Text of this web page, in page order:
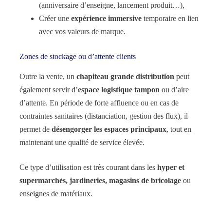
(anniversaire d’enseigne, lancement produit…),
Créer une expérience immersive temporaire en lien
avec vos valeurs de marque.
Zones de stockage ou d’attente clients
Outre la vente, un chapiteau grande distribution peut
également servir d’espace logistique tampon ou d’aire
d’attente. En période de forte affluence ou en cas de
contraintes sanitaires (distanciation, gestion des flux), il
permet de désengorger les espaces principaux, tout en
maintenant une qualité de service élevée.
Ce type d’utilisation est très courant dans les hyper et
supermarchés, jardineries, magasins de bricolage ou
enseignes de matériaux.